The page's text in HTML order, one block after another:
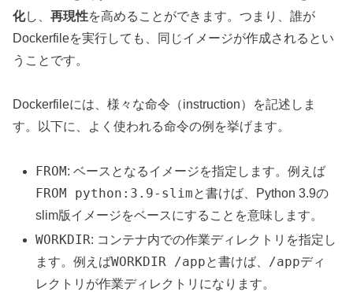
化し、 再現性を高めることができます。つまり、誰が
Dockerfileを実行しても、同じイメージが作成されるとい
うことです。
Dockerfileには、様々な命令（instruction）を記述しま
す。以下に、よく使われる命令の例を挙げます。
FROM: ベースとなるイメージを指定します。例えば
FROM python:3.9-slimと書けば、Python 3.9の
slim版イメージをベースにすることを意味します。
WORKDIR: コンテナ内での作業ディレクトリを指定し
ます。例えばWORKDIR /appと書けば、 /appディ
レクトリが作業ディレクトリになります。